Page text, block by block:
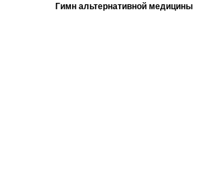
Гимн альтернативной медицины